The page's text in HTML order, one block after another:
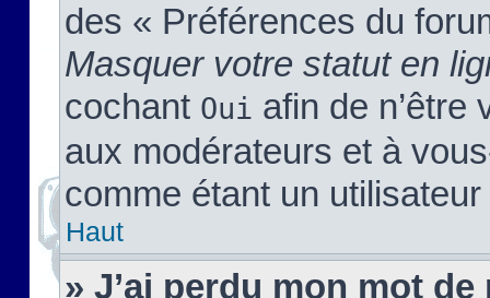
des « Préférences du
Masquer votre statut en
cochant Oui afin de n’être
aux modérateurs et à
comme étant un
Haut
» J’ai perdu mon mot de